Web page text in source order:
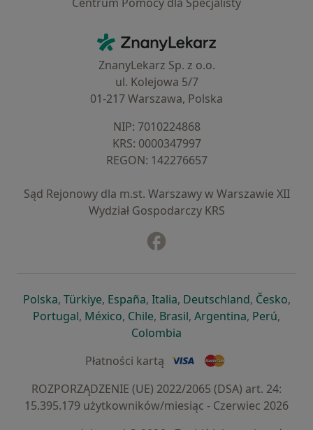
ZnanyLekarz - Strona główna
ZnanyLekarz Sp. z o.o.
ul. Kolejowa 5/7
01-217 Warszawa, Polska
NIP: ⁠7010224868
KRS: ⁠0000347997
REGON: ⁠142276657
Sąd Rejonowy dla m.st. Warszawy w Warszawie XII
Wydział Gospodarczy KRS
Polskaotwiera się w nowej karcie
, Türkiyeotwiera się w nowej karcie
, Españaotwiera się w nowej karcie
, Italiaotwiera się w nowej
, Deutschlandotwiera się
, Česko,
Portugalotwiera się w nowej karcie
, Méxicootwiera się w nowej karcie
, Chileotwiera się w nowej karcie
, Brasilotwiera się w nowej
, Argentinaotwiera się
, Perú,
Colombia
Płatności kartą
ROZPORZĄDZENIE (UE) 2022/2065 (DSA) art. 24:
15.395.179 użytkowników/miesiąc - Czerwiec 2026